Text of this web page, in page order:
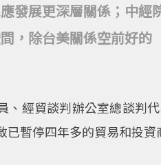
發展更深層關係；中
，除台美關係空前好的
、經貿談判辦公室總談判
暫停四年多的貿易和投資